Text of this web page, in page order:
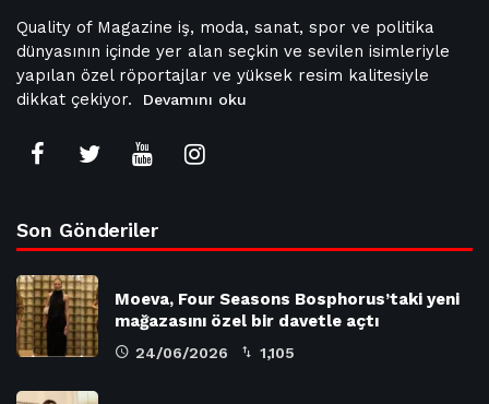
Quality of Magazine iş, moda, sanat, spor ve politika
dünyasının içinde yer alan seçkin ve sevilen isimleriyle
yapılan özel röportajlar ve yüksek resim kalitesiyle
dikkat çekiyor.
Devamını oku
Son Gönderiler
Moeva, Four Seasons Bosphorus’taki yeni
mağazasını özel bir davetle açtı
24/06/2026 1,105